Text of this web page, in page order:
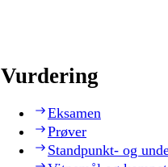
Vurdering
Eksamen
Prøver
Standpunkt- og